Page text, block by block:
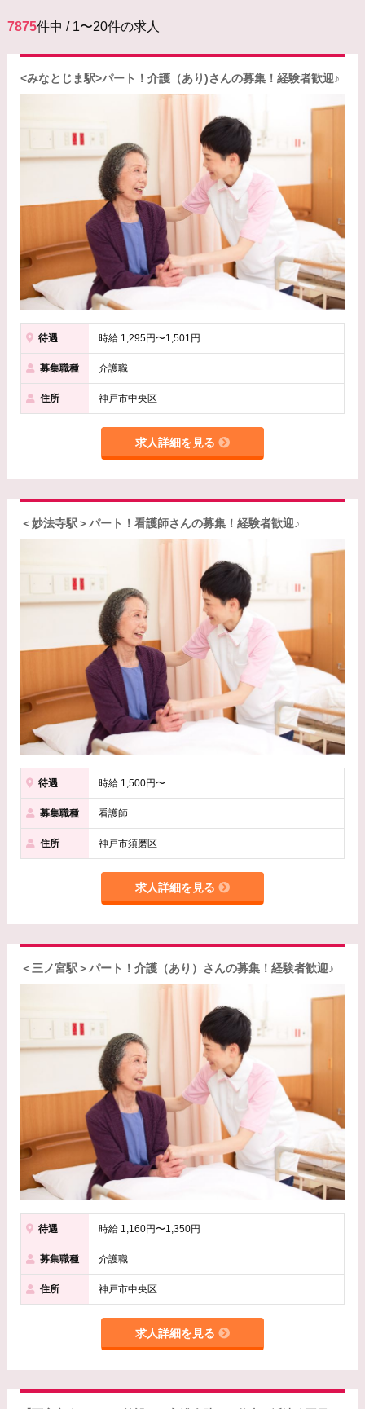
7875件中 / 1〜20件の求人
<みなとじま駅>パート！介護（あり)さんの募集！経験者歓迎♪
待遇 時給 1,295円〜1,501円
募集職種 介護職
住所 神戸市中央区
求人詳細を見る
＜妙法寺駅＞パート！看護師さんの募集！経験者歓迎♪
待遇 時給 1,500円〜
募集職種 看護師
住所 神戸市須磨区
求人詳細を見る
＜三ノ宮駅＞パート！介護（あり）さんの募集！経験者歓迎♪
待遇 時給 1,160円〜1,350円
募集職種 介護職
住所 神戸市中央区
求人詳細を見る